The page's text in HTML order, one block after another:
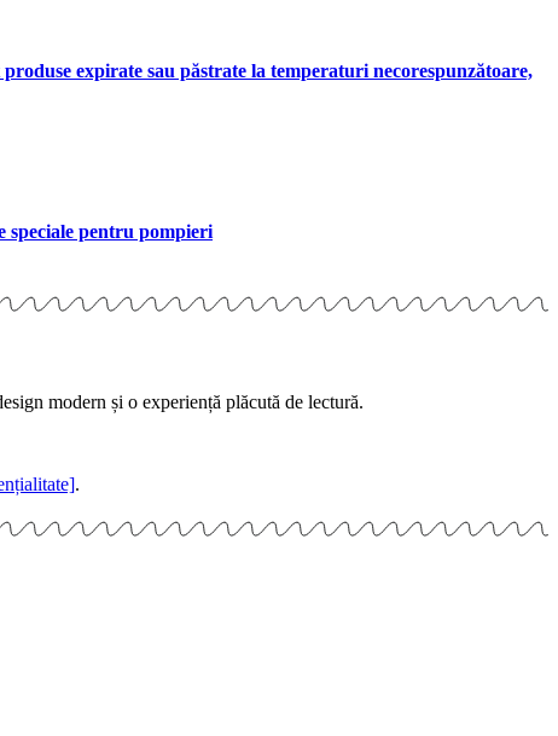
expirate sau păstrate la temperaturi necorespunzătoare,
speciale pentru pompieri
modern și o experiență plăcută de lectură.
.